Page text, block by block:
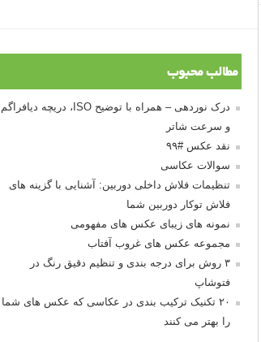
مطالب محبوب
درک نوردهی – همراه با توضیح ISO، دریچه دیافراگم
و سرعت شاتر
نقد عکس #۹۹
سوالات عکاسی
تنظیمات فلاش داخلی دوربین: آشنایی با گزینه های
فلاش توکار دوربین شما
نمونه های زیبای عکس های مفهومی
مجموعه عکس های غروب آفتاب
۳ روش برای درجه بندی و تنظیم دقیق رنگ در
فتوشاپ
۲۰ تکنیک ترکیب بندی در عکاسی که عکس های شما
را بهتر می کنند